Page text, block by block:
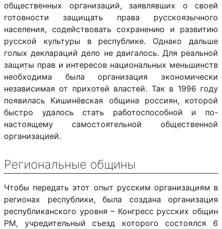
общественных организаций, заявлявших о своей
готовности защищать права русскоязычного
населения, содействовать сохранению и развитию
русской культуры в республике. Однако дальше
голых деклараций дело не двигалось. Для реальной
защиты прав и интересов национальных меньшинств
необходима была организация экономически
независимая от прихотей властей. Так в 1996 году
появилась Кишинёвская община россиян, которой
быстро удалось стать работоспособной и по-
настоящему самостоятельной общественной
организацией.
Региональные общины
Чтобы передать этот опыт русским организациям в
регионах республики, была создана организация
республиканского уровня – Конгресс русских общин
РМ, учредительный съезд которого состоялся 6